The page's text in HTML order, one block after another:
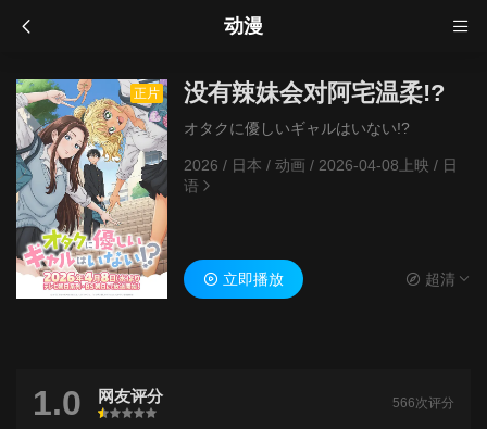
动漫
正片 没有辣妹会对阿宅温柔!?
オタクに優しいギャルはいない!?
2026 / 日本 / 动画/ 2026-04-08上映 / 日
语
立即播放 超清
1.0 网友评分
很差
较差还行推荐力荐
566次评分